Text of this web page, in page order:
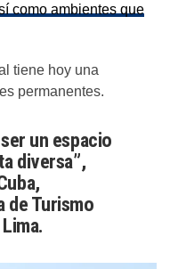
como ambientes que
tiene hoy una
permanentes.
un espacio
diversa”,
de Turismo